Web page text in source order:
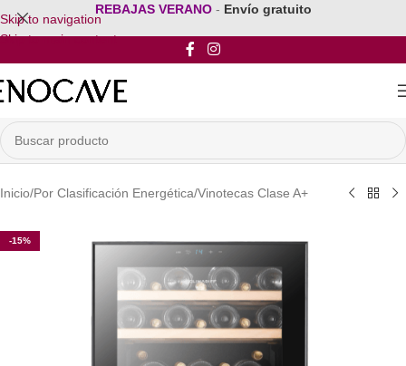
Skip to navigation
Skip to main content
REBAJAS VERANO - Envío gratuito
Inicio/Por Clasificación Energética/Vinotecas Clase A+
-15%